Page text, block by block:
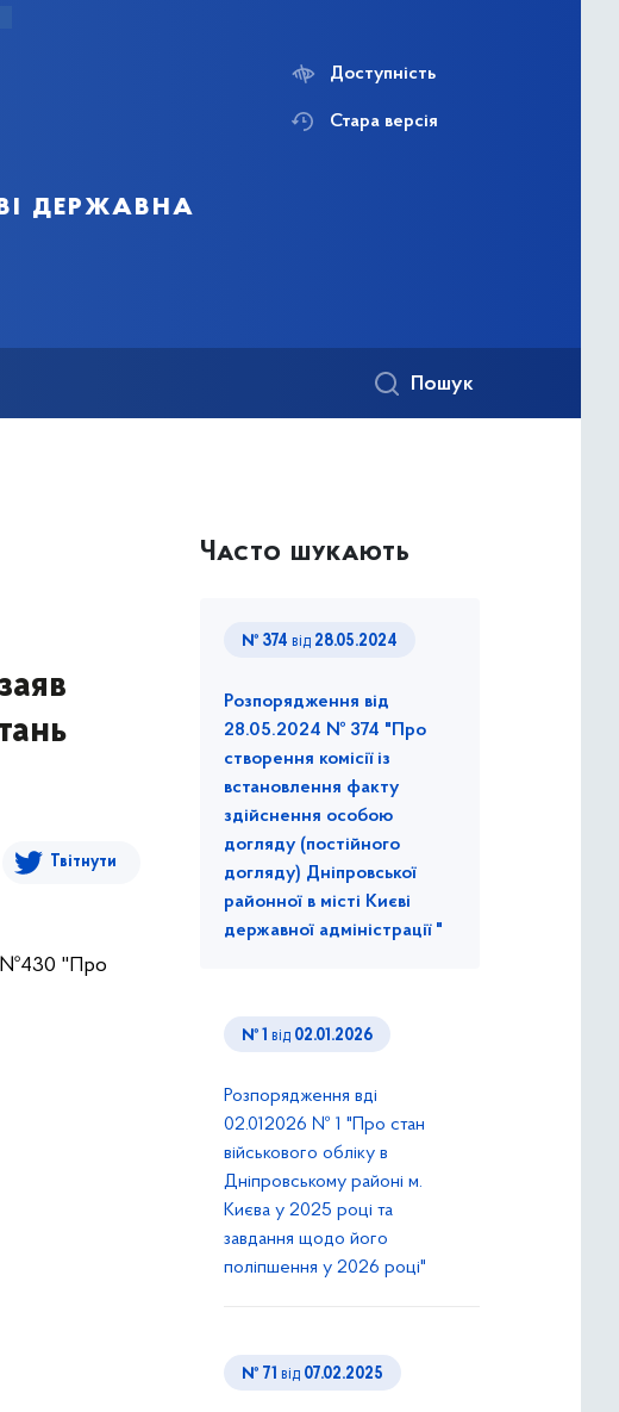
державна
Доступність
Стара версія
Пошук
Твітнути
№430 "Про
Часто шукають
№ 374 від 28.05.2024
Розпорядження від
28.05.2024 № 374 "Про
створення комісії із
встановлення факту
здійснення особою
догляду (постійного
догляду) Дніпровської
районної в місті Києві
державної адміністрації "
№ 1 від 02.01.2026
Розпорядження вді
02.012026 № 1 "Про стан
військового обліку в
Дніпровському районі м.
Києва у 2025 році та
завдання щодо його
поліпшення у 2026 році"
№ 71 від 07.02.2025